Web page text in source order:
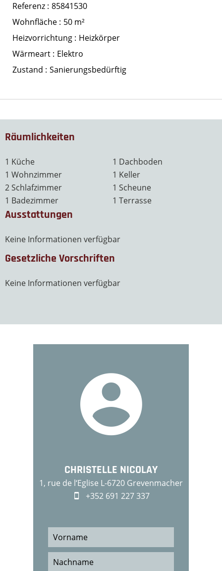
Referenz 85841530
Wohnfläche
50 m²
Heizvorrichtung
Heizkörper
Wärmeart
Elektro
Zustand
Sanierungsbedürftig
Räumlichkeiten
1 Küche
1 Wohnzimmer
2 Schlafzimmer
1 Badezimmer
1 Dachboden
1 Keller
1 Scheune
1 Terrasse
Ausstattungen
Keine Informationen verfügbar
Gesetzliche Vorschriften
Keine Informationen verfügbar
CHRISTELLE NICOLAY
1, rue de l‘Eglise L-6720 Grevenmacher
+352 691 227 337